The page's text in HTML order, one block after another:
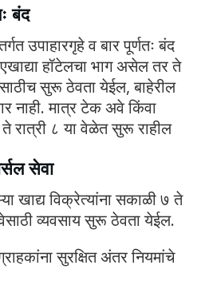
बंद
उपाहारगृहे व बार पूर्णतः बंद
हॉटेलचा भाग असेल तर ते
सुरू ठेवता येईल, बाहेरील
नाही. मात्र टेक अवे किंवा
रात्री ८ या वेळेत सुरू राहील
सेवा
खाद्य विक्रेत्यांना सकाळी ७ ते
व्यवसाय सुरू ठेवता येईल.
सुरक्षित अंतर नियमांचे